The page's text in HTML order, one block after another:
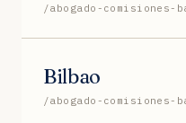
/abogado-comisiones-
Bilbao
/abogado-